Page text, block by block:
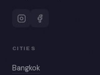
CITIES
Bangkok